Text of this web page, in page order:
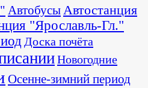
АвтобусыАвтостанция
"Ярославль-Гл."
Доска почёта
Новогодние
Осенне-зимний период